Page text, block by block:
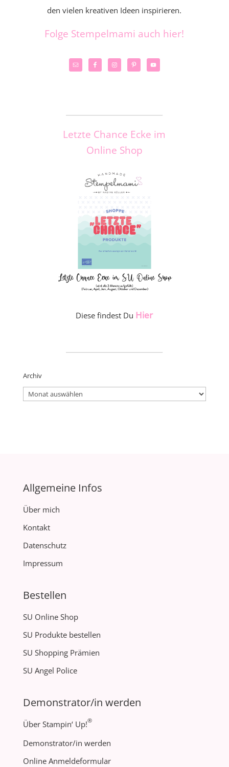
den vielen kreativen Ideen inspirieren.
Folge Stempelmami auch hier!
Letzte Chance Ecke im
Online Shop
Diese findest Du Hier
Archiv
Archiv
Allgemeine Infos
Über mich
Kontakt
Datenschutz
Impressum
Bestellen
SU Online Shop
SU Produkte bestellen
SU Shopping Prämien
SU Angel Police
Demonstrator/in werden
Über Stampin‘ Up!®
Demonstrator/in werden
Online Anmeldeformular